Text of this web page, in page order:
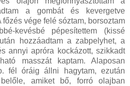
a gombát és kevergetve
főzés vége felé sóztam, borsoztam
kevésbé pépesítettem (kissé
hozzáadtam a zabpelyhet, a
annyi apróra kockázott, szikkadt
masszát kaptam. Alaposan
fél óráig állni hagytam, ezután
amiket bő, forró olajban